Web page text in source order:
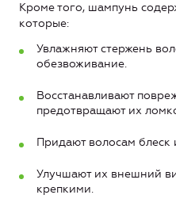
Кроме того, шампунь
которые:
Увлажняют стержень
обезвоживание.
Восстанавливают
предотвращают их
Придают волосам блеск
Улучшают их внешний
крепкими.